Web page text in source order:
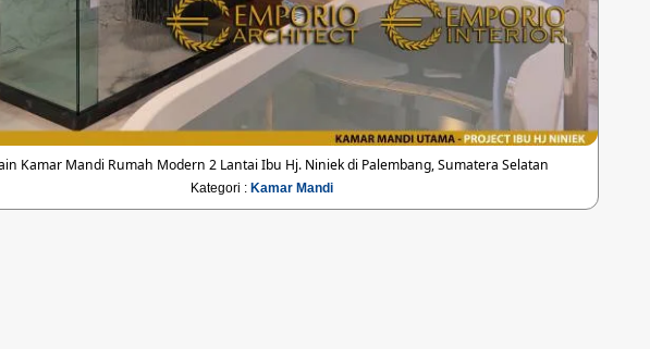
Kamar Mandi Rumah Modern 2 Lantai Ibu Hj. Niniek di Palembang, Sumatera Selatan
Kategori : Kamar Mandi